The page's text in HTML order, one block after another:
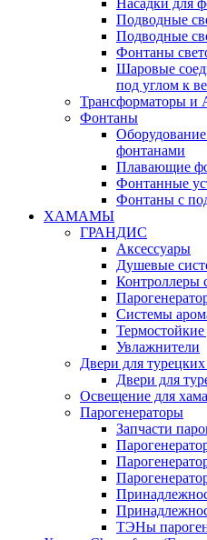
Насадки для
Подводные
Подводные
Фонтаны
Шаровые
под углом к
Трансформаторы и
Фонтаны
фонтанами
Плавающие
Фонтанные
Фонтаны с
ХАМАМЫ
ГРАНДИС
Аксессуары
Душевые
Контроллеры
Системы
Термостойкие
Увлажнители
Двери для
Двери для
Освещение для
Парогенераторы
Запчасти
ТЭНы